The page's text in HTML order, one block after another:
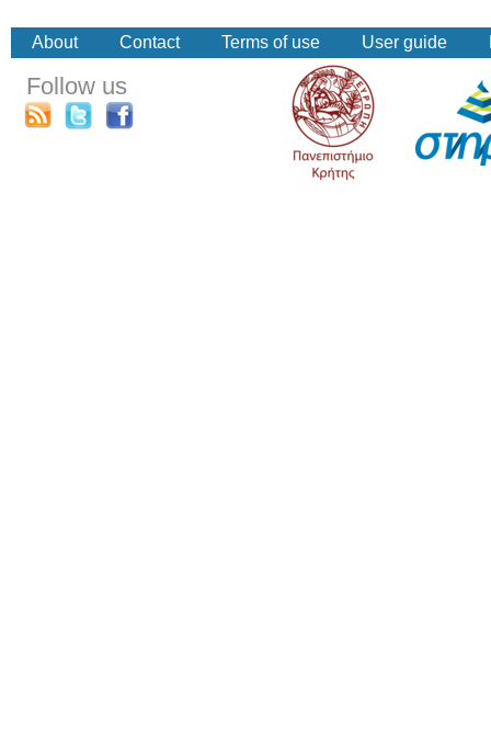
About Contact Terms of use User guide
Follow us